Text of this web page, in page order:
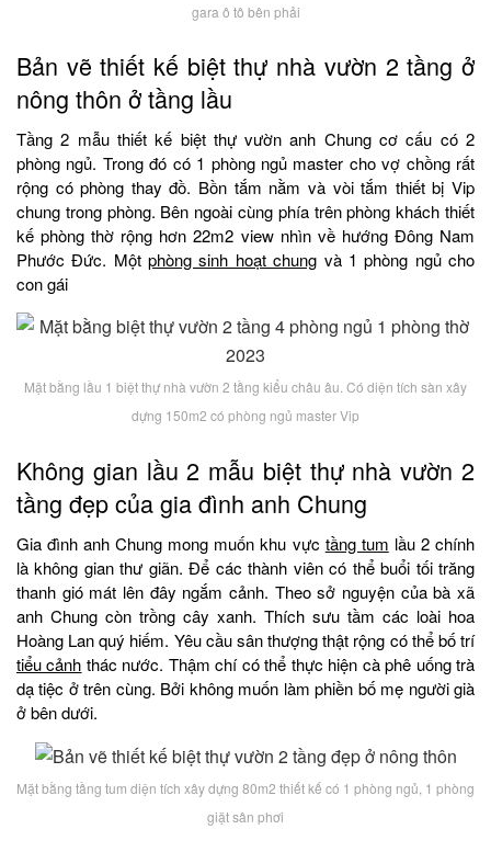
gara ô tô bên phải
Bản vẽ thiết kế biệt thự nhà vườn 2 tầng ở
nông thôn ở tầng lầu
Tầng 2 mẫu thiết kế biệt thự vườn anh Chung cơ cấu có 2
phòng ngủ. Trong đó có 1 phòng ngủ master cho vợ chồng rất
rộng có phòng thay đồ. Bồn tắm nằm và vòi tắm thiết bị Vip
chung trong phòng. Bên ngoài cùng phía trên phòng khách thiết
kế phòng thờ rộng hơn 22m2 view nhìn về hướng Đông Nam
Phước Đức. Mộtphòng sinh hoạt chung và 1 phòng ngủ cho
con gái
Mặt bằng lầu 1 biệt thự nhà vườn 2 tầng kiểu châu âu. Có diện tích sàn xây
dựng 150m2 có phòng ngủ master Vip
Không gian lầu 2 mẫu biệt thự nhà vườn 2
tầng đẹp của gia đình anh Chung
Gia đình anh Chung mong muốn khu vực tầng tum lầu 2 chính
là không gian thư giãn. Để các thành viên có thể buổi tối trăng
thanh gió mát lên đây ngắm cảnh. Theo sở nguyện của bà xã
anh Chung còn trồng cây xanh. Thích sưu tầm các loài hoa
Hoàng Lan quý hiếm. Yêu cầu sân thượng thật rộng có thể bố trí
tiểu cảnh thác nước. Thậm chí có thể thực hiện cà phê uống trà
dạ tiệc ở trên cùng. Bởi không muốn làm phiền bố mẹ người già
ở bên dưới.
Mặt bằng tầng tum diện tích xây dựng 80m2 thiết kế có 1 phòng ngủ, 1 phòng
giặt sân phơi